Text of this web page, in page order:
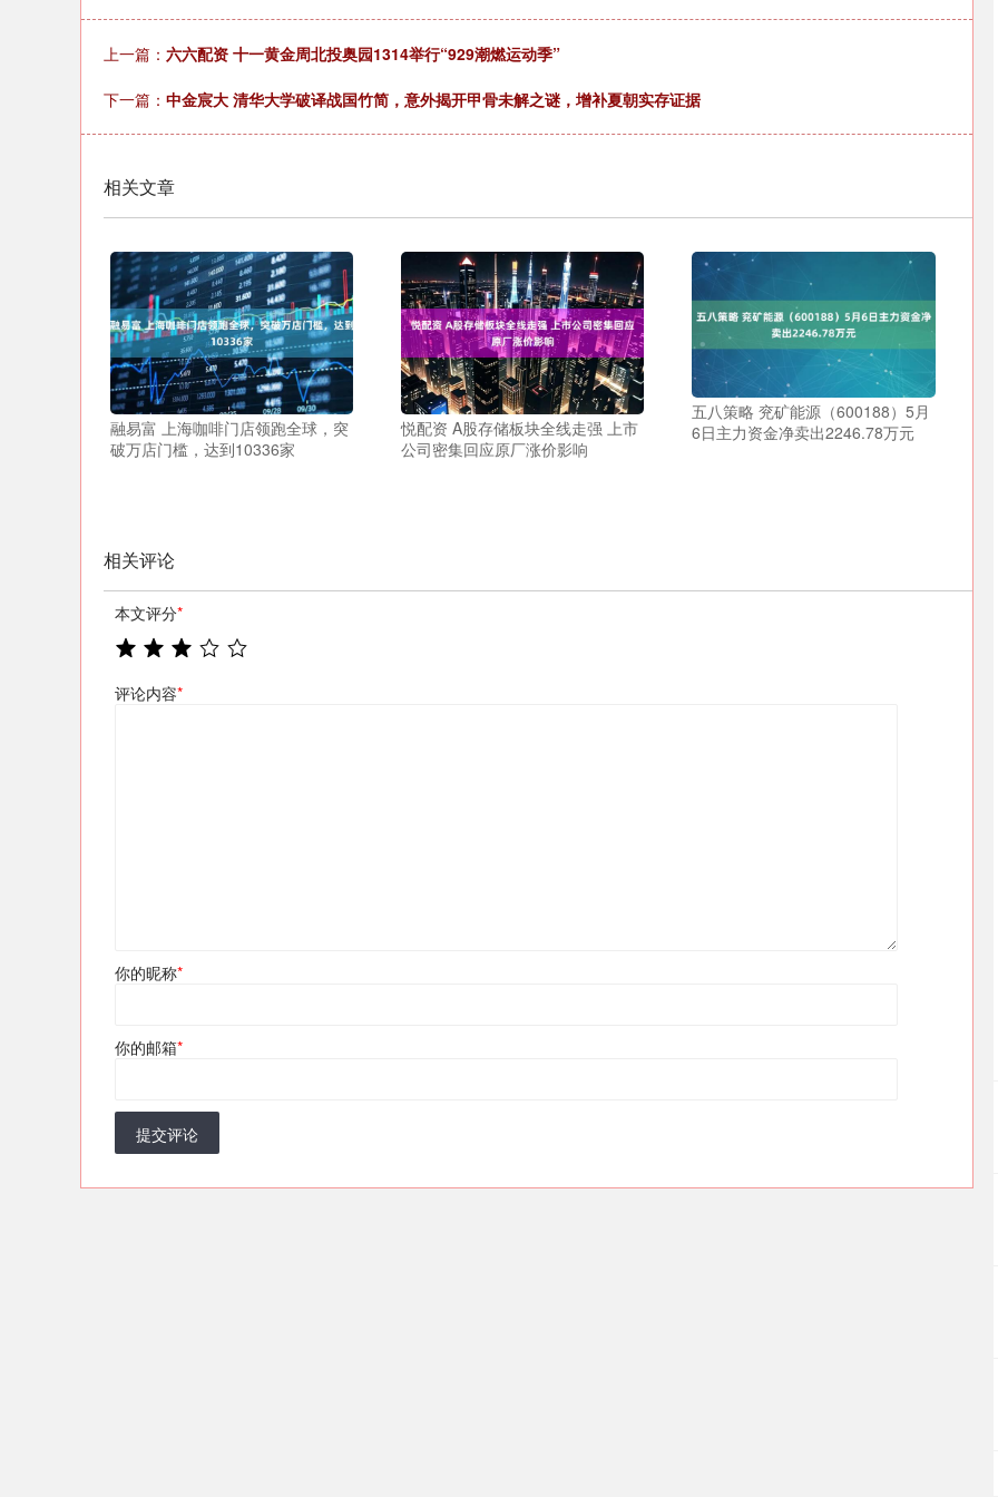
上一篇： 六六配资 十一黄金周北投奥园1314举行“929潮燃运动季”
下一篇： 中金宸大 清华大学破译战国竹简，意外揭开甲骨未解之谜，增补夏朝实存证据
相关文章
融易富 上海咖啡门店领跑全球，突
破万店门槛，达到10336家
悦配资 A股存储板块全线走强 上市
公司密集回应原厂涨价影响
五八策略 兖矿能源（600188）5月
6日主力资金净卖出2246.78万元
相关评论
本文评分*
评论内容*
你的昵称*
你的邮箱*
提交评论